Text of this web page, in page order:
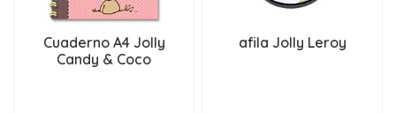
Cuaderno A4 Jolly
Candy & Coco
afila Jolly Leroy